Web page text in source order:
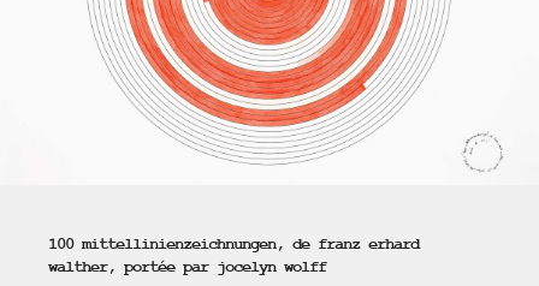
100 mittellinienzeichnungen, de franz erhard
walther, portée par jocelyn wolff